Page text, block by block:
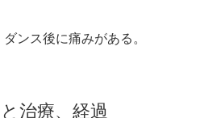
ンス後に痛みがある。
治療、経過